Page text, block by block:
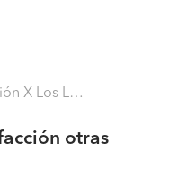
- Llanquihue)
otras